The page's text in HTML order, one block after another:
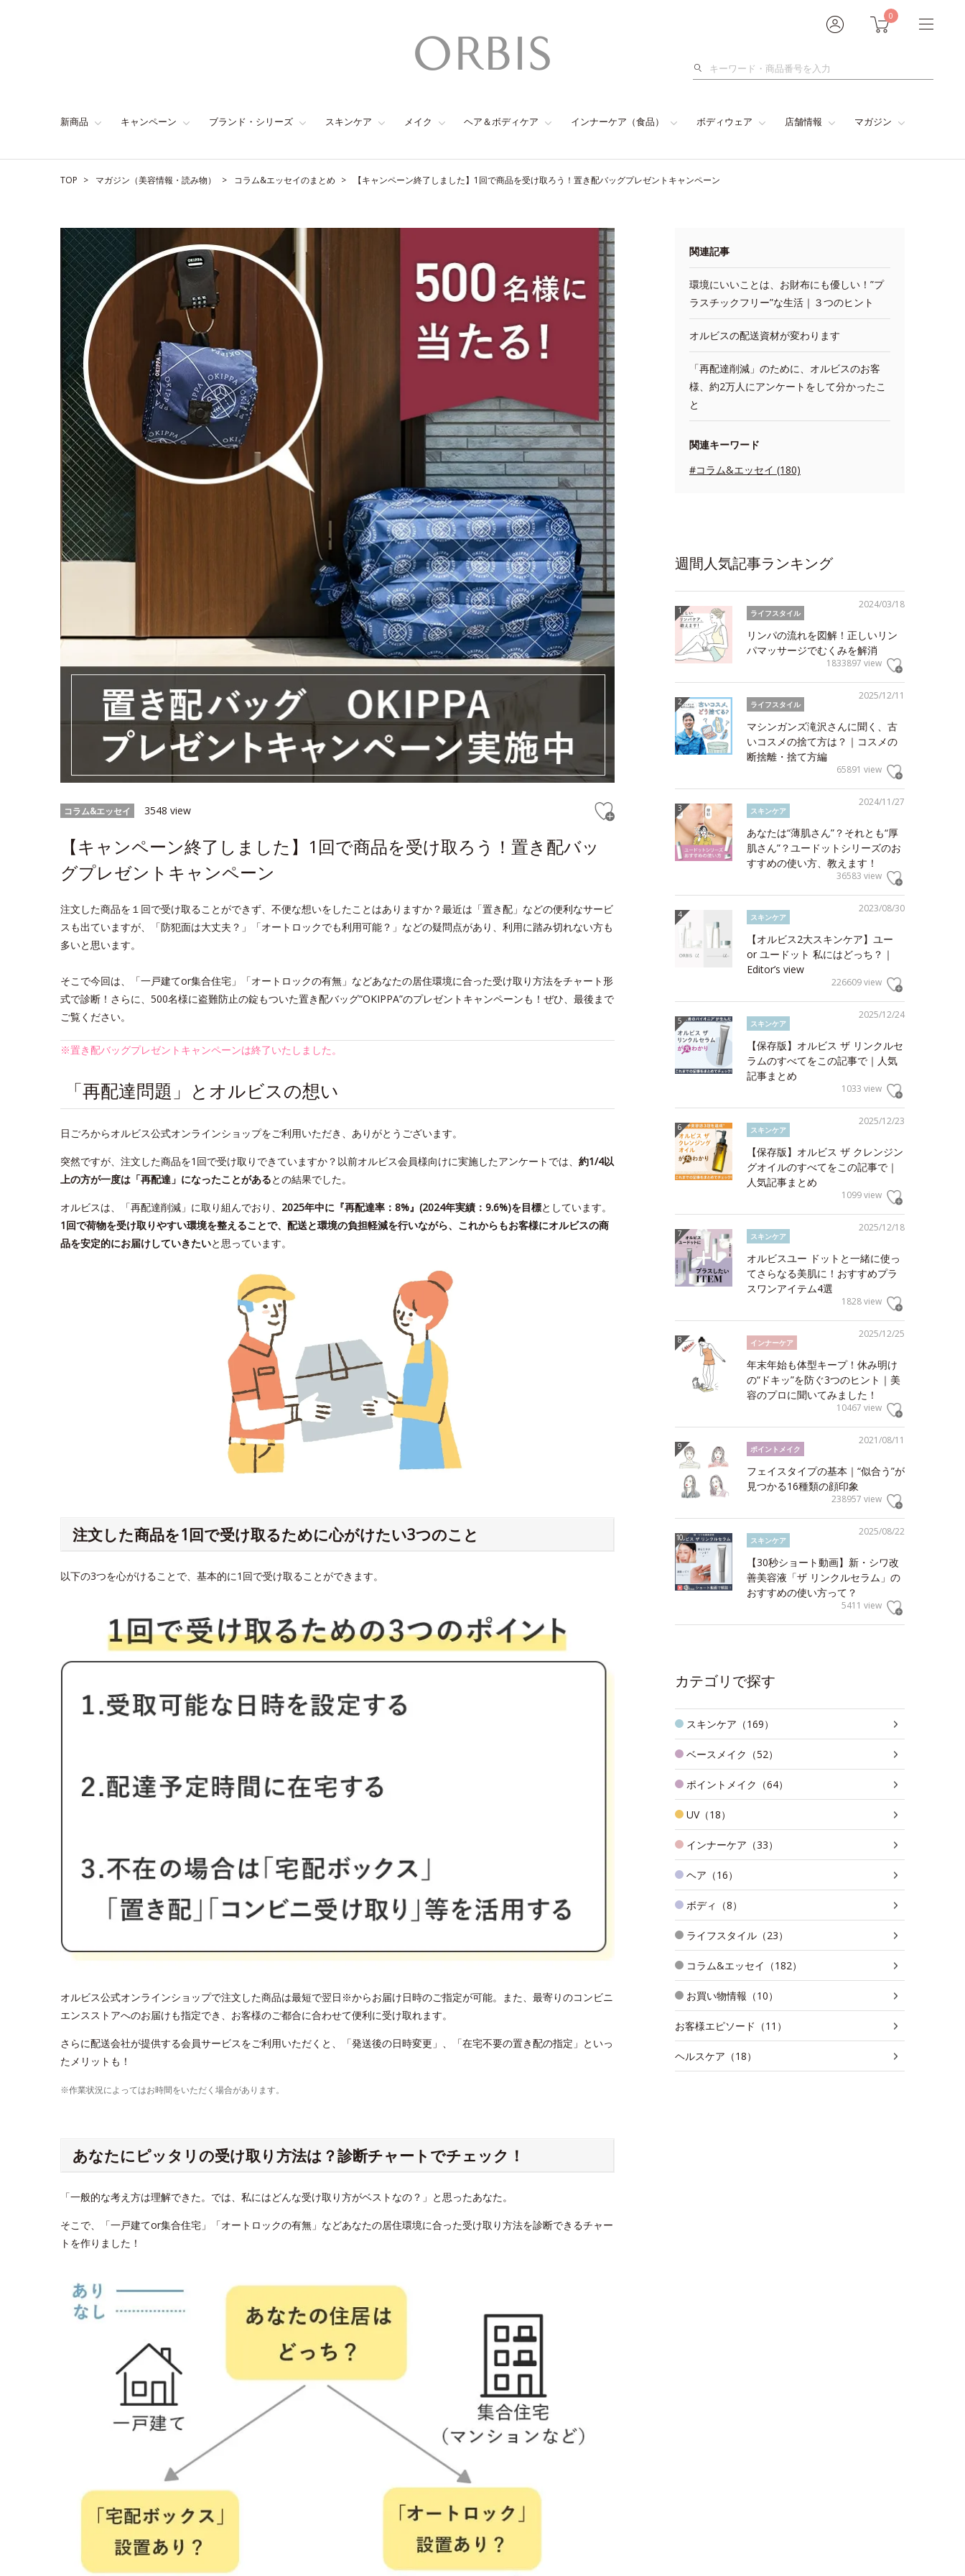
0
検
新商品 キャンペーン ブランド・シリーズ スキンケア メイク ヘア＆ボディケア インナーケア（食品） ボディウェア 店舗情報 マガジン
TOP マガジン（美容情報・読み物） コラム&エッセイのまとめ 【キャンペーン終了しました】1回で商品を受け取ろう！置き配バッグプレゼントキャンペーン
コラム&エッセイ 3548 view
【キャンペーン終了しました】1回で商品を受け取ろう！置き配バッ
グプレゼントキャンペーン
注文した商品を１回で受け取ることができず、不便な想いをしたことはありますか？最近は「置き配」などの便利なサービ
スも出ていますが、「防犯面は大丈夫？」「オートロックでも利用可能？」などの疑問点があり、利用に踏み切れない方も
多いと思います。
そこで今回は、「一戸建てor集合住宅」「オートロックの有無」などあなたの居住環境に合った受け取り方法をチャート形
式で診断！さらに、500名様に盗難防止の錠もついた置き配バッグ“OKIPPA”のプレゼントキャンペーンも！ぜひ、最後まで
ご覧ください。
※置き配バッグプレゼントキャンペーンは終了いたしました。
「再配達問題」とオルビスの想い
日ごろからオルビス公式オンラインショップをご利用いただき、ありがとうございます。
突然ですが、注文した商品を1回で受け取りできていますか？以前オルビス会員様向けに実施したアンケートでは、 約1/4以
上の方が一度は「再配達」になったことがあるとの結果でした。
オルビスは、「再配達削減」に取り組んでおり、 2025年中に『再配達率：8%』(2024年実績：9.6%)を目標としています。
1回で荷物を受け取りやすい環境を整えることで、配送と環境の負担軽減を行いながら、これからもお客様にオルビスの商
品を安定的にお届けしていきたいと思っています。
注文した商品を1回で受け取るために心がけたい3つのこと
以下の3つを心がけることで、基本的に1回で受け取ることができます。
オルビス公式オンラインショップで注文した商品は最短で翌日※からお届け日時のご指定が可能。また、最寄りのコンビニ
エンスストアへのお届けも指定でき、お客様のご都合に合わせて便利に受け取れます。
さらに配送会社が提供する会員サービスをご利用いただくと、「発送後の日時変更」、「在宅不要の置き配の指定」といっ
たメリットも！
※作業状況によってはお時間をいただく場合があります。
あなたにピッタリの受け取り方法は？診断チャートでチェック！
「一般的な考え方は理解できた。では、私にはどんな受け取り方がベストなの？」と思ったあなた。
そこで、「一戸建てor集合住宅」「オートロックの有無」などあなたの居住環境に合った受け取り方法を診断できるチャー
トを作りました！
関連記事
環境にいいことは、お財布にも優しい！”プ
ラスチックフリー”な生活｜３つのヒント
オルビスの配送資材が変わります
「再配達削減」のために、オルビスのお客
様、約2万人にアンケートをして分かったこ
と
関連キーワード
#コラム&エッセイ (180)
週間人気記事ランキング
2024/03/18
ライフスタイル
リンパの流れを図解！正しいリン
パマッサージでむくみを解消
1833897 view
2025/12/11
ライフスタイル
マシンガンズ滝沢さんに聞く、古
いコスメの捨て方は？｜コスメの
断捨離・捨て方編
65891 view
2024/11/27
スキンケア
あなたは“薄肌さん”？それとも“厚
肌さん”？ユードットシリーズのお
すすめの使い方、教えます！
36583 view
2023/08/30
スキンケア
【オルビス2大スキンケア】ユー
or ユードット 私にはどっち？｜
Editor’s view
226609 view
2025/12/24
スキンケア
【保存版】オルビス ザ リンクルセ
ラムのすべてをこの記事で｜人気
記事まとめ
1033 view
2025/12/23
スキンケア
【保存版】オルビス ザ クレンジン
グオイルのすべてをこの記事で｜
人気記事まとめ
1099 view
2025/12/18
スキンケア
オルビスユー ドットと一緒に使っ
てさらなる美肌に！おすすめプラ
スワンアイテム4選
1828 view
2025/12/25
インナーケア
年末年始も体型キープ！休み明け
の“ドキッ”を防ぐ3つのヒント｜美
容のプロに聞いてみました！
10467 view
2021/08/11
ポイントメイク
フェイスタイプの基本｜“似合う”が
見つかる16種類の顔印象
238957 view
2025/08/22
スキンケア
【30秒ショート動画】新・シワ改
善美容液「ザ リンクルセラム」の
おすすめの使い方って？
5411 view
カテゴリで探す
スキンケア（169）
ベースメイク（52）
ポイントメイク（64）
UV（18）
インナーケア（33）
ヘア（16）
ボディ（8）
ライフスタイル（23）
コラム&エッセイ（182）
お買い物情報（10）
お客様エピソード（11）
ヘルスケア（18）